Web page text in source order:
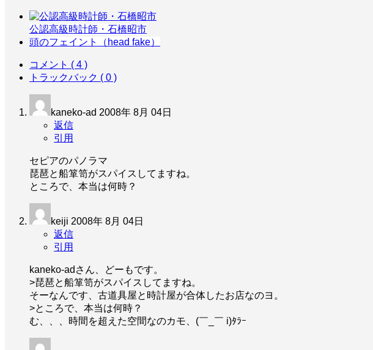
公認高級時計師・石橋昭市
頭のフェイント（head fake）
コメント ( 4 )
トラックバック ( 0 )
kaneko-ad 2008年 8月 04日
返信
引用
セピアのパノラマ
琵琶と船箪笥がスパイスしてますね。
ところで、本当は何時？
keiji 2008年 8月 04日
返信
引用
kaneko-adさん、どーもです。
>琵琶と船箪笥がスパイスしてますね。
そーなんです、古道具屋と時計屋が合体したお店なのヨ。
>ところで、本当は何時？
む、、、時間を超えた空間なのカモ、(￣_￣ i)ﾀﾗｰ